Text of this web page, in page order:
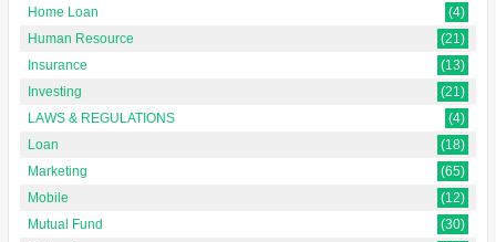
Home Loan
(4)
Human Resource
(21)
Insurance
(13)
Investing
(21)
LAWS & REGULATIONS
(4)
Loan
(18)
Marketing
(65)
Mobile
(12)
Mutual Fund
(30)